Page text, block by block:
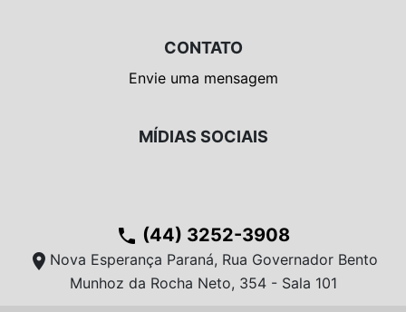
CONTATO
Envie uma mensagem
MÍDIAS SOCIAIS
phone (44) 3252-3908
location_on Nova Esperança Paraná, Rua Governador Bento
Munhoz da Rocha Neto, 354 - Sala 101